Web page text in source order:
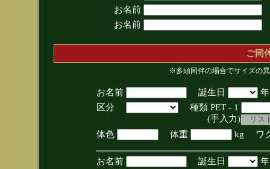
お名前
お名前
ご同
※多頭同伴の場合でサイズの
お名前 誕生日
区分
種類 PET - 1
(手入力)
体色
体重 kg ワ
お名前 誕生日